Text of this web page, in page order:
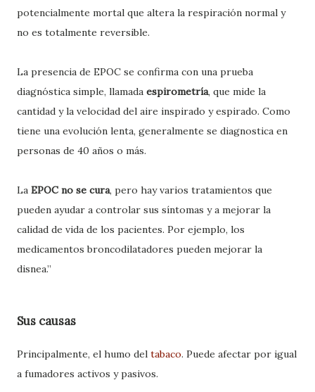
potencialmente mortal que altera la respiración normal y
no es totalmente reversible.
La presencia de EPOC se confirma con una prueba
diagnóstica simple, llamada espirometría, que mide la
cantidad y la velocidad del aire inspirado y espirado. Como
tiene una evolución lenta, generalmente se diagnostica en
personas de 40 años o más.
La EPOC no se cura, pero hay varios tratamientos que
pueden ayudar a controlar sus síntomas y a mejorar la
calidad de vida de los pacientes. Por ejemplo, los
medicamentos broncodilatadores pueden mejorar la
disnea.”
Sus causas
Principalmente, el humo del tabaco. Puede afectar por igual
a fumadores activos y pasivos.